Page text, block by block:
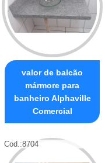
valor de balcão
mármore para
banheiro Alphaville
Comercial
Cod.:8704